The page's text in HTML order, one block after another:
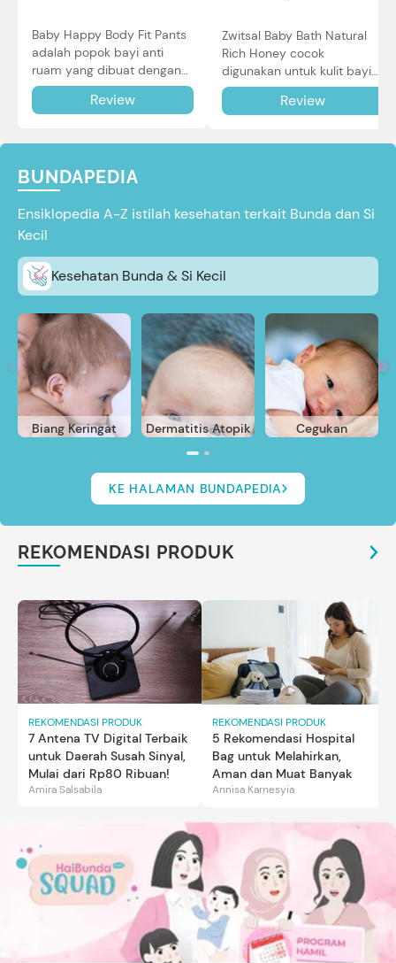
Baby Happy Body Fit Pants
adalah popok bayi anti
ruam yang dibuat dengan
teknologi Air Through
Technology.Review
Zwitsal Baby Bath Natural
Rich Honey cocok
digunakan untuk kulit bayi
baru lahir bahkan kulit
sensitif sekalipun. Simak
Review
BUNDAPEDIA
Ensiklopedia A-Z istilah kesehatan terkait Bunda dan Si
Kecil
Kesehatan Bunda & Si Kecil
Biang Keringat Dermatitis Atopik Cegukan
KE HALAMAN BUNDAPEDIA
REKOMENDASI PRODUK
REKOMENDASI PRODUK
7 Antena TV Digital Terbaik
untuk Daerah Susah Sinyal,
Mulai dari Rp80 Ribuan!
Amira Salsabila
REKOMENDASI PRODUK
5 Rekomendasi Hospital
Bag untuk Melahirkan,
Aman dan Muat Banyak
Annisa Karnesyia